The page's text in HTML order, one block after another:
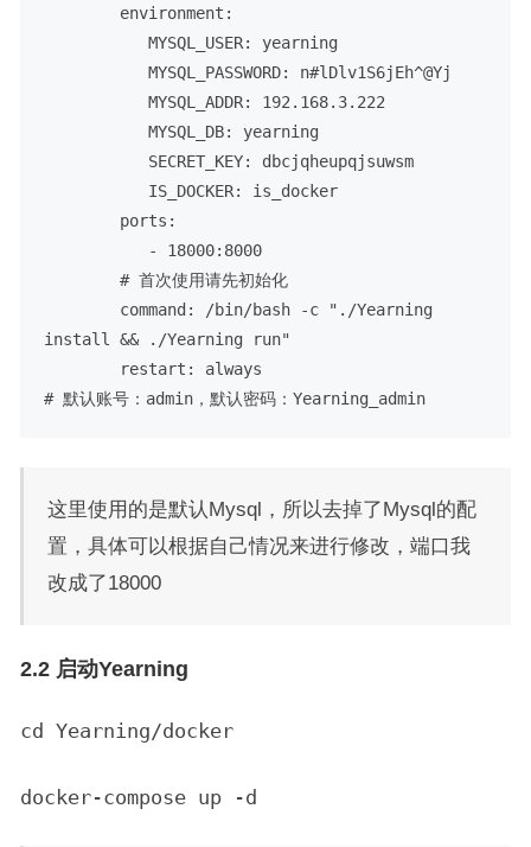
environment:
MYSQL_USER:
yearning
MYSQL_PASSWORD:
n#lDlv1S6jEh^@Yj
MYSQL_ADDR:
192.168.3.222
MYSQL_DB:
yearning
SECRET_KEY:
dbcjqheupqjsuwsm
IS_DOCKER:
is_docker
ports:
-
18000:8000
# 首次使用请先初始化
command:
/bin/bash -c
"./Yearning
install && ./Yearning run"
restart:
always
# 默认账号：admin，默认密码：Yearning_admin
这里使用的是默认Mysql，所以去掉了Mysql的配
置，具体可以根据自己情况来进行修改，端口我
改成了18000
2.2 启动Yearning
cd Yearning/docker
docker-compose up -d